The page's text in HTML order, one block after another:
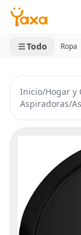
MINI
0 productos
Todo Ropa
Inicio/Hogar y
Aspiradoras/